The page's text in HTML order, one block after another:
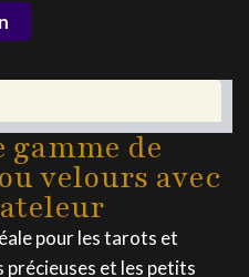
gamme de
velours avec
pour les tarots et
précieuses et les petits